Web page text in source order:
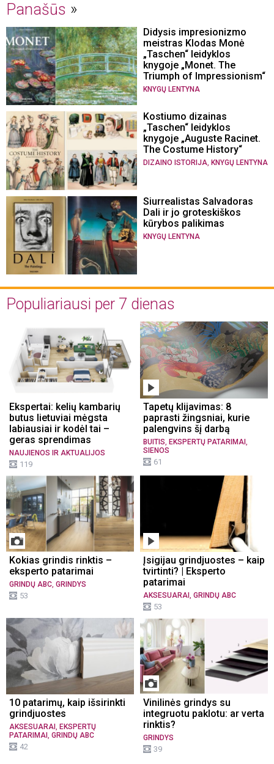
Panašūs
Didysis impresionizmo
meistras Klodas Monė
„Taschen“ leidyklos
knygoje „Monet. The
Triumph of Impressionism“
KNYGŲ LENTYNA
Kostiumo dizainas
„Taschen“ leidyklos
knygoje „Auguste Racinet.
The Costume History“
DIZAINO ISTORIJA, KNYGŲ LENTYNA
Siurrealistas Salvadoras
Dali ir jo groteskiškos
kūrybos palikimas
KNYGŲ LENTYNA
Populiariausi per 7 dienas
Ekspertai: kelių kambarių
butus lietuviai mėgsta
labiausiai ir kodėl tai –
geras sprendimas
NAUJIENOS IR AKTUALIJOS
119
Tapetų klijavimas: 8
paprasti žingsniai, kurie
palengvins šį darbą
BUITIS EKSPERTŲ PATARIMAI
SIENOS
61
Kokias grindis rinktis –
eksperto patarimai
GRINDŲ ABC GRINDYS
53
Įsigijau grindjuostes – kaip
tvirtinti? | Eksperto
patarimai
AKSESUARAI GRINDŲ ABC
53
10 patarimų, kaip išsirinkti
grindjuostes
AKSESUARAI , EKSPERTŲ
PATARIMAI , GRINDŲ ABC
42
Vinilinės grindys su
integruotu paklotu: ar verta
rinktis?
GRINDYS
39